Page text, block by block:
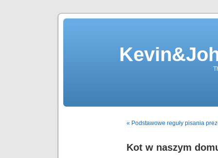
« Podstawowe reguły pisania
Kot w naszym